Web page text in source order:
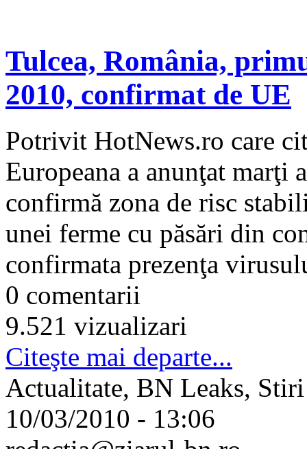
Tulcea, România,
2010, confirmat de UE
Potrivit HotNews.ro care
Europeana a anunţat marţi
confirmă zona de risc
unei ferme cu păsări din
confirmata prezenţa
0 comentarii
9.521 vizualizari
Citeşte mai departe...
Actualitate, BN Leaks, Stiri
10/03/2010 - 13:06